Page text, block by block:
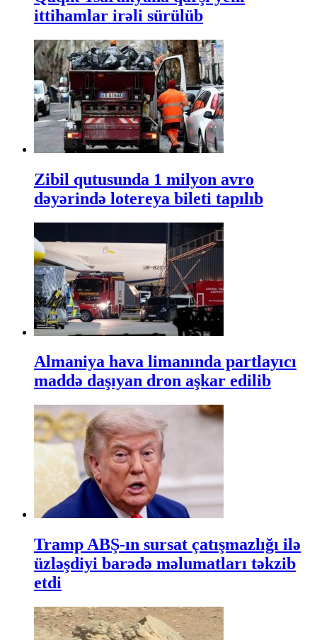
ittihamlar irəli sürülüb
Zibil qutusunda 1 milyon avro
dəyərində lotereya bileti tapılıb
Almaniya hava limanında partlayıcı
maddə daşıyan dron aşkar edilib
Tramp ABŞ-ın sursat çatışmazlığı ilə
üzləşdiyi barədə məlumatları təkzib
etdi